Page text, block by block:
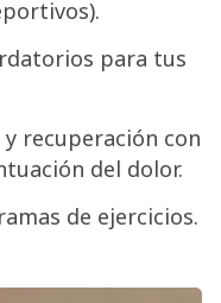
para tus
recuperación con
del dolor.
de ejercicios.